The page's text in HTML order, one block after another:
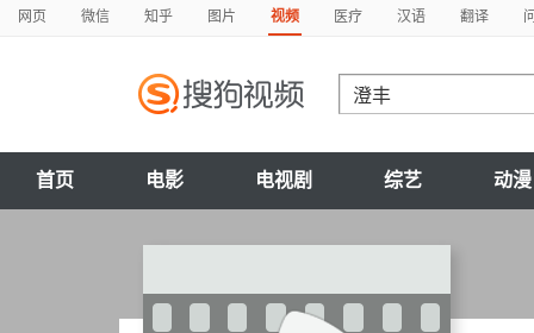
网页 微信 知乎 图片 视频 医疗 汉语 翻译
首页 电影 电视剧 综艺 动漫